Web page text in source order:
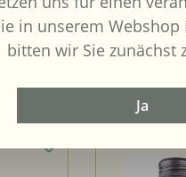
in unserem
bitten wir Sie zunächst
Ja